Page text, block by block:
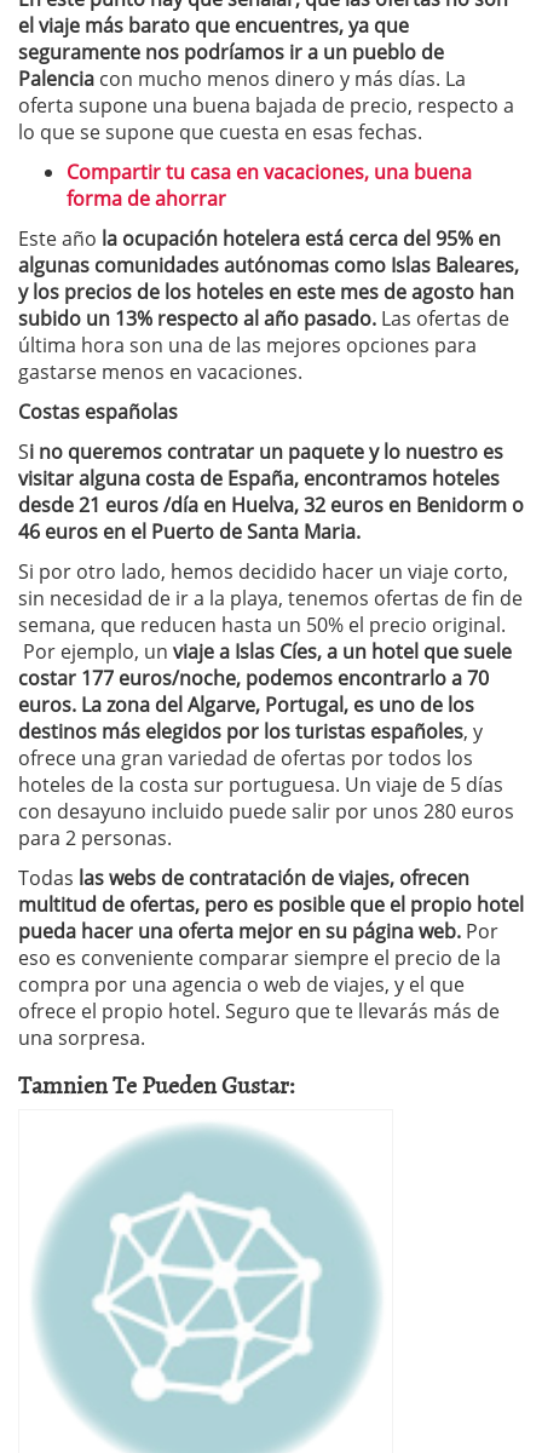
el viaje más barato que encuentres, ya que
seguramente nos podríamos ir a un pueblo de
Palencia con mucho menos dinero y más días. La
oferta supone una buena bajada de precio, respecto a
lo que se supone que cuesta en esas fechas.
Compartir tu casa en vacaciones, una buena
forma de ahorrar
Este año la ocupación hotelera está cerca del 95% en
algunas comunidades autónomas como Islas Baleares,
y los precios de los hoteles en este mes de agosto han
subido un 13% respecto al año pasado. Las ofertas de
última hora son una de las mejores opciones para
gastarse menos en vacaciones.
Costas españolas
Si no queremos contratar un paquete y lo nuestro es
visitar alguna costa de España, encontramos hoteles
desde 21 euros /día en Huelva, 32 euros en Benidorm o
46 euros en el Puerto de Santa Maria.
Si por otro lado, hemos decidido hacer un viaje corto,
sin necesidad de ir a la playa, tenemos ofertas de fin de
semana, que reducen hasta un 50% el precio original.
Por ejemplo, un viaje a Islas Cíes, a un hotel que suele
costar 177 euros/noche, podemos encontrarlo a 70
euros. La zona del Algarve, Portugal, es uno de los
destinos más elegidos por los turistas españoles, y
ofrece una gran variedad de ofertas por todos los
hoteles de la costa sur portuguesa. Un viaje de 5 días
con desayuno incluido puede salir por unos 280 euros
para 2 personas.
Todas las webs de contratación de viajes, ofrecen
multitud de ofertas, pero es posible que el propio hotel
pueda hacer una oferta mejor en su página web. Por
eso es conveniente comparar siempre el precio de la
compra por una agencia o web de viajes, y el que
ofrece el propio hotel. Seguro que te llevarás más de
una sorpresa.
Tamnien Te Pueden Gustar: